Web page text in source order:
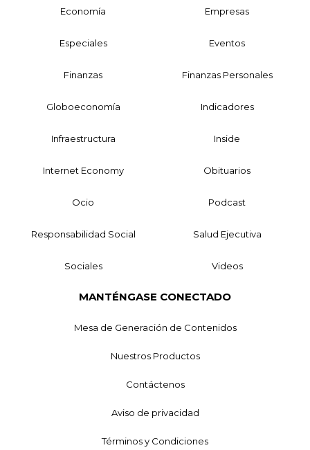
Economía Empresas
Especiales Eventos
Finanzas Finanzas Personales
Globoeconomía Indicadores
Infraestructura Inside
Internet Economy Obituarios
Ocio Podcast
Responsabilidad Social Salud Ejecutiva
Sociales Videos
MANTÉNGASE CONECTADO
Mesa de Generación de Contenidos
Nuestros Productos
Contáctenos
Aviso de privacidad
Términos y Condiciones